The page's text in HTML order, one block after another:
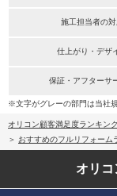
施工担当者の
仕上がり・デザ
保証・アフターサ
※文字がグレーの部門は当社
オリコン顧客満足度ランキン
おすすめのフルリフォーム
オリ